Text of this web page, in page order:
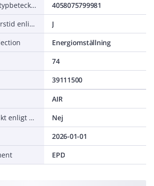
Leverantörens typbeteckning
4058075799981
Förlängd ansvarstid enligt ALEM-09
J
Energiomställning
74
39111500
AIR
Informationsplikt enligt REACH
Nej
2026-01-01
EPD